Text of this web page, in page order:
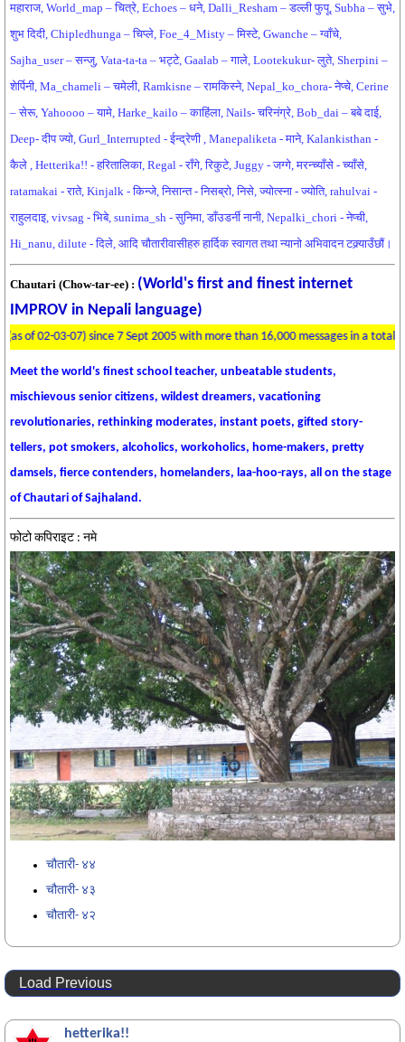
महाराज, World_map – चित्रे, Echoes – धने, Dalli_Resham – डल्ली फुपू, Subha – सुभे,
शुभ दिदी, Chipledhunga – चिप्ले, Foe_4_Misty – मिस्टे, Gwanche – ग्वाँचे,
Sajha_user – सन्जु, Vata-ta-ta – भट्टे, Gaalab – गाले, Lootekukur- लुते, Sherpini –
शेर्पिनी, Ma_chameli – चमेली, Ramkisne – रामकिस्ने, Nepal_ko_chora- नेप्चे, Cerine
– सेरू, Yahoooo – यामे, Harke_kailo – काहिंला, Nails- चरिनंग्रे, Bob_dai – बबे दाई,
Deep- दीप ज्यो, Gurl_Interrupted - ईन्द्रेणी , Manepaliketa - माने, Kalankisthan -
कैले , Hetterika!! - हरितालिका, Regal - राँगे, रिकुटे, Juggy - जग्गे, मरन्च्याँसे - च्याँसे,
ratamakai - राते, Kinjalk - किन्जे, निसान्त - निसब्रो, निसे, ज्योत्स्ना - ज्योति, rahulvai -
राहुलदाइ, vivsag - भिबे, sunima_sh - सुनिमा, डाँउडर्नी नानी, Nepalki_chori - नेप्ची,
Hi_nanu, dilute - दिले, आदि चौतारीवासीहरु हार्दिक स्वागत तथा न्यानो अभिवादन टक्र्याउँछौं।
Chautari (Chow-tar-ee) : (World's first and finest internet
IMPROV in Nepali language)
for 514 days (as of 02-03-07) since 7 Sept 2005 with more than 16,000
Meet the world's finest school teacher, unbeatable students,
mischievous senior citizens, wildest dreamers, vacationing
revolutionaries, rethinking moderates, instant poets, gifted story-
tellers, pot smokers, alcoholics, workoholics, home-makers, pretty
damsels, fierce contenders, homelanders, laa-hoo-rays, all on the stage
of Chautari of Sajhaland.
फोटो कपिराइट : नमे
चौतारी- ४४
चौतारी- ४३
चौतारी- ४२
Load Previous
hetterika!!